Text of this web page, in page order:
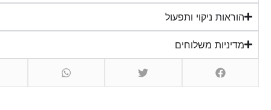
הוראות ניקוי ותפעול
מדיניות משלוחים